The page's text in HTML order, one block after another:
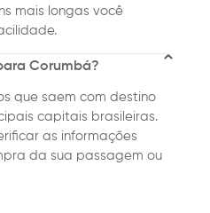
mais longas você
Corumbá?
que saem com destino
capitais brasileiras.
as informações
da sua passagem ou